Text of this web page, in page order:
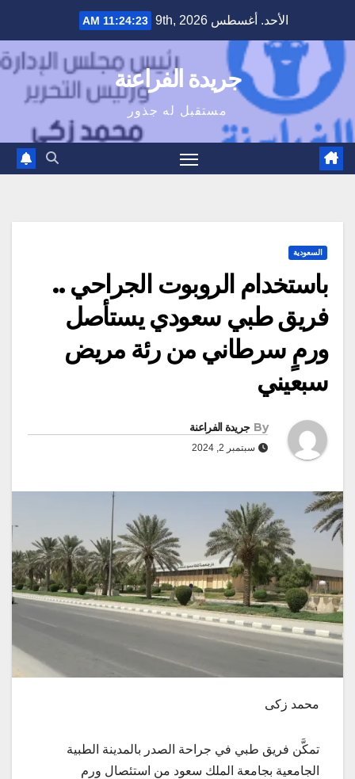
content
الأحد. أغسطس 9th, 2026 11:24:24 AM
جريدة الفراعنة
مستقبل له جذور
السعودية
باستخدام الروبوت الجراحي ..
فريق طبي سعودي يستأصل
ورمٍ سرطاني من رئة مريض
سبعيني
By جريدة الفراعنة
سبتمبر 2, 2024
محمد زكى
تمكَّن فريق طبي في جراحة الصدر بالمدينة الطبية
الجامعية بجامعة الملك سعود من استئصال ورم